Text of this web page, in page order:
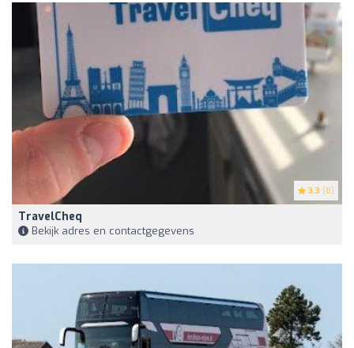
3.3 (8)
TravelCheq
Bekijk adres en contactgegevens